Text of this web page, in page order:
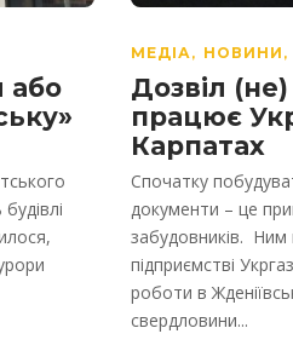
або
МЕДІА, НОВИНИ ,
Дозвіл
працює
Карпатах
Спочатку
документи – це
забудовників. Ним
підприємстві
роботи в
свердловини...